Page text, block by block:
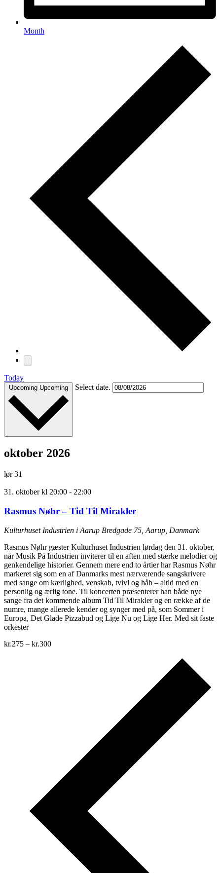
Month
Today
Upcoming Upcoming Select date.
oktober 2026
lør31
31. oktober kl 20:00 - 22:00
Rasmus Nøhr – Tid Til Mirakler
Kulturhuset Industrien i Aarup Bredgade 75, Aarup, Danmark
Rasmus Nøhr gæster Kulturhuset Industrien lørdag den 31. oktober,
når Musik På Industrien inviterer til en aften med stærke melodier og
genkendelige historier. Gennem mere end to årtier har Rasmus Nøhr
markeret sig som en af Danmarks mest nærværende sangskrivere
med sange om kærlighed, venskab, tvivl og håb – altid med en
personlig og ærlig tone. Til koncerten præsenterer han både nye
sange fra det kommende album Tid Til Mirakler og en række af de
numre, mange allerede kender og synger med på, som Sommer i
Europa, Det Glade Pizzabud og Lige Nu og Lige Her. Med sit faste
orkester
kr.275 – kr.300